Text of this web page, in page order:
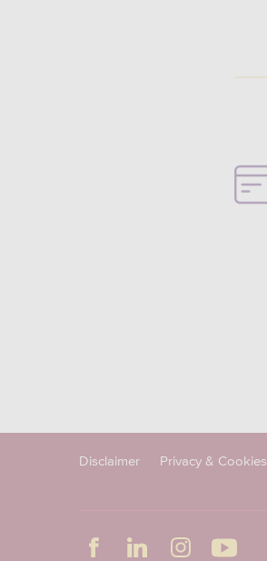
Disclaimer Privacy & Cookies